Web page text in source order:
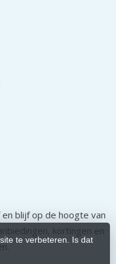
te verbeteren. Is dat
blijf op de hoogte van
kortingen en